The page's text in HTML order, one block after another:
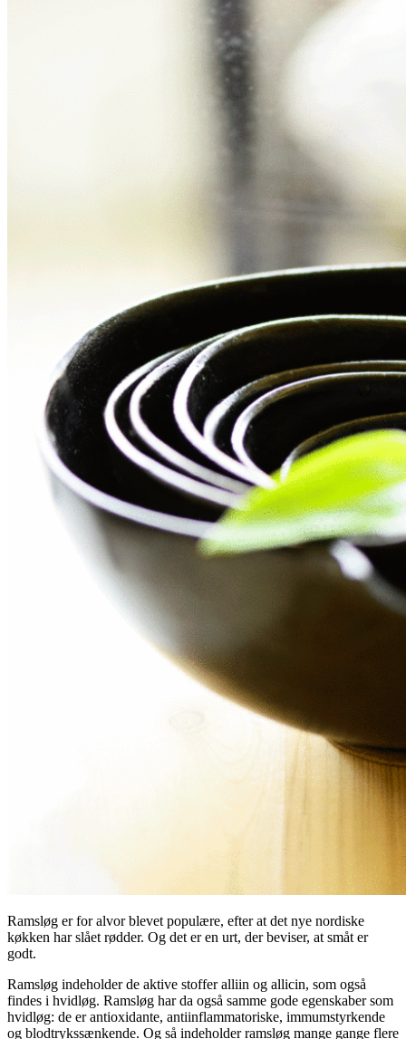
Ramsløg er for alvor blevet populære, efter at det nye nordiske
køkken har slået rødder. Og det er en urt, der beviser, at småt er
godt.
Ramsløg indeholder de aktive stoffer alliin og allicin, som også
findes i hvidløg. Ramsløg har da også samme gode egenskaber som
hvidløg: de er antioxidante, antiinflammatoriske, immumstyrkende
og blodtrykssænkende. Og så indeholder ramsløg mange gange flere